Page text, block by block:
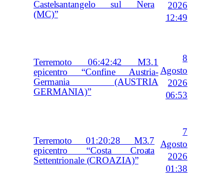
Castelsantangelo sul Nera
(MC)”
2026
12:49
Terremoto 06:42:42 M3.1
epicentro “Confine Austria-
Germania (AUSTRIA
GERMANIA)”
8
Agosto
2026
06:53
Terremoto 01:20:28 M3.7
epicentro “Costa Croata
Settentrionale (CROAZIA)”
7
Agosto
2026
01:38